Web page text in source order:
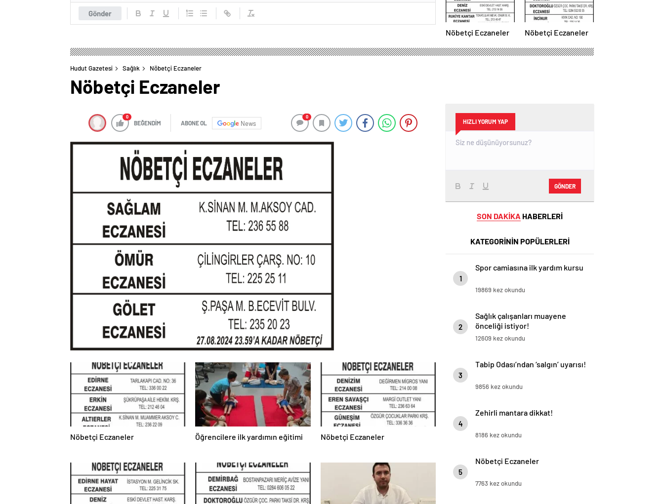
Gönder
Nöbetçi Eczaneler Nöbetçi Eczaneler
Hudut Gazetesi Sağlık Nöbetçi Eczaneler
Nöbetçi Eczaneler
0
BEĞENDİM ABONE OL News
0
Nöbetçi Eczaneler Öğrencilere ilk yardımın eğitimi Nöbetçi Eczaneler
HIZLI YORUM YAP
GÖNDER
SON DAKİKA HABERLERİ
KATEGORİNİN POPÜLERLERİ
1
Spor camiasına ilk yardım kursu
19869 kez okundu
2
Sağlık çalışanları muayene
önceliği istiyor!
12609 kez okundu
3
Tabip Odası’ndan ‘salgın’ uyarısı!
9856 kez okundu
4
Zehirli mantara dikkat!
8186 kez okundu
5
Nöbetçi Eczaneler
7763 kez okundu